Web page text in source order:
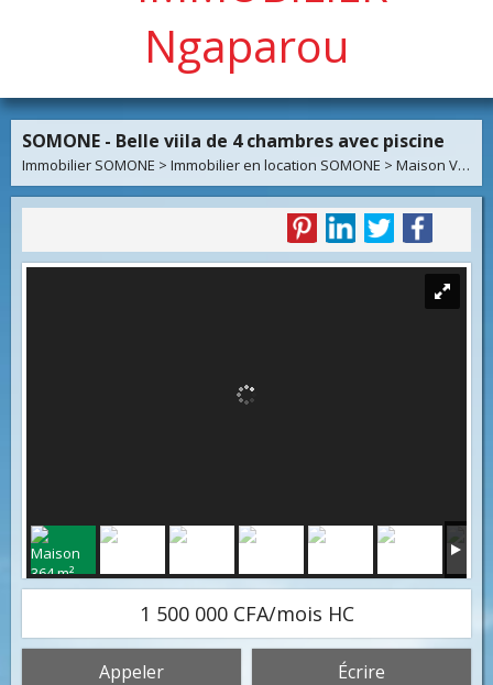
SOMONE - Belle viila de 4 chambres avec piscine
Immobilier SOMONE > Immobilier en location SOMONE > Maison Villa en location SOMONE
1 500 000 CFA/mois HC
Appeler Écrire